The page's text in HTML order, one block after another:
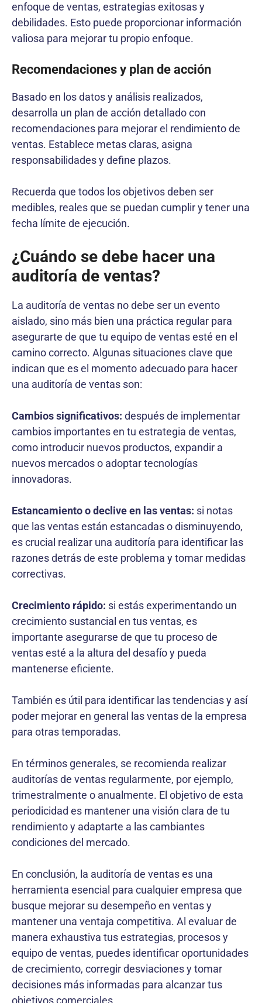
enfoque de ventas, estrategias exitosas y
debilidades. Esto puede proporcionar información
valiosa para mejorar tu propio enfoque.
Recomendaciones y plan de acción
Basado en los datos y análisis realizados,
desarrolla un plan de acción detallado con
recomendaciones para mejorar el rendimiento de
ventas. Establece metas claras, asigna
responsabilidades y define plazos.
Recuerda que todos los objetivos deben ser
medibles, reales que se puedan cumplir y tener una
fecha límite de ejecución.
¿Cuándo se debe hacer una
auditoría de ventas?
La auditoría de ventas no debe ser un evento
aislado, sino más bien una práctica regular para
asegurarte de que tu equipo de ventas esté en el
camino correcto. Algunas situaciones clave que
indican que es el momento adecuado para hacer
una auditoría de ventas son:
Cambios significativos: después de implementar
cambios importantes en tu estrategia de ventas,
como introducir nuevos productos, expandir a
nuevos mercados o adoptar tecnologías
innovadoras.
Estancamiento o declive en las ventas: si notas
que las ventas están estancadas o disminuyendo,
es crucial realizar una auditoría para identificar las
razones detrás de este problema y tomar medidas
correctivas.
Crecimiento rápido: si estás experimentando un
crecimiento sustancial en tus ventas, es
importante asegurarse de que tu proceso de
ventas esté a la altura del desafío y pueda
mantenerse eficiente.
También es útil para identificar las tendencias y así
poder mejorar en general las ventas de la empresa
para otras temporadas.
En términos generales, se recomienda realizar
auditorías de ventas regularmente, por ejemplo,
trimestralmente o anualmente. El objetivo de esta
periodicidad es mantener una visión clara de tu
rendimiento y adaptarte a las cambiantes
condiciones del mercado.
En conclusión, la auditoría de ventas es una
herramienta esencial para cualquier empresa que
busque mejorar su desempeño en ventas y
mantener una ventaja competitiva. Al evaluar de
manera exhaustiva tus estrategias, procesos y
equipo de ventas, puedes identificar oportunidades
de crecimiento, corregir desviaciones y tomar
decisiones más informadas para alcanzar tus
objetivos comerciales.